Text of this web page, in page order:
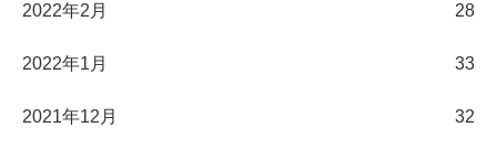
2022年2月 28
2022年1月 33
2021年12月 32